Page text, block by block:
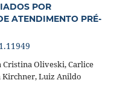
POR
ATENDIMENTO PRÉ-
Oliveski, Carlice
Kirchner, Luiz Anildo